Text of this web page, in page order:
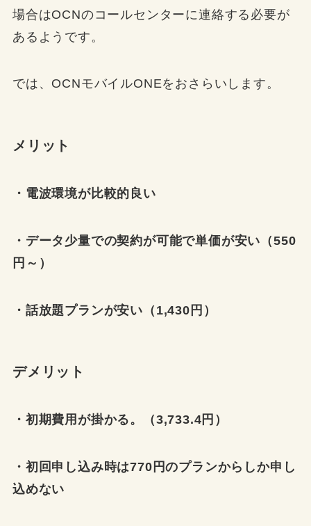
場合はOCNのコールセンターに連絡する必要が
あるようです。
では、OCNモバイルONEをおさらいします。
メリット
・電波環境が比較的良い
・データ少量での契約が可能で単価が安い（550
円～）
・話放題プランが安い（1,430円）
デメリット
・初期費用が掛かる。（3,733.4円）
・初回申し込み時は770円のプランからしか申し
込めない